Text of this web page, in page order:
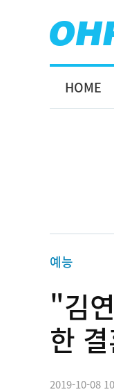
HOME
예능
"김
한
2019-10-08